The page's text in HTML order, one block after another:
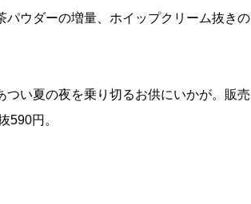
ウダーの増量、ホイップクリーム抜きの
い夏の夜を乗り切るお供にいかが。販売
590円。